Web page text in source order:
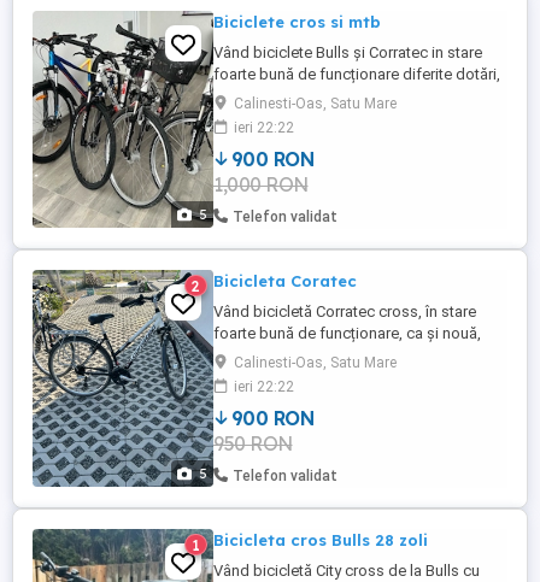
5
Biciclete cros si mtb
Vând biciclete Bulls și Corratec in stare
foarte bună de funcționare diferite dotări,
preț pe bucata, doar cu ridicare personală.
Pentru detalii lăsați mesaj sau sunati
Calinesti-Oas, Satu Mare
ieri 22:22
900 RON
1,000 RON
Telefon validat
5
2 Bicicleta Coratec
Vând bicicletă Corratec cross, în stare
foarte bună de funcționare, ca și nouă,
complet echipată, frâne hidraulice, lumini
față-spate, portbagaj etc. Pentru detalii
sunați sau scrieți mesaj. Disponibil și una
cu ramă pentru damă aceeași marcă și
configurație. Doar cu ridicare personală,
preț pe bucată ...
Calinesti-Oas, Satu Mare
ieri 22:22
900 RON
950 RON
Telefon validat
1 Bicicleta cros Bulls 28 zoli
Vând bicicletă City cross de la Bulls cu